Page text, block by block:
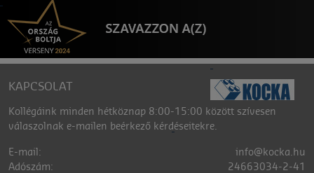
KAPCSOLAT
Kollégáink minden hétköznap 8:00-15:00 között szívesen
válaszolnak e-mailen beérkező kérdéseitekre.
E-mail:
info@kocka.hu
Adószám:
24663034-2-41